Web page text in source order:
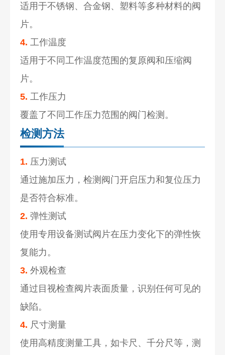
适用于不锈钢、合金钢、塑料等多种材料的阀
片。
4. 工作温度
适用于不同工作温度范围的复原阀和压缩阀
片。
5. 工作压力
覆盖了不同工作压力范围的阀门检测。
检测方法
1. 压力测试
通过施加压力，检测阀门开启压力和复位压力
是否符合标准。
2. 弹性测试
使用专用设备测试阀片在压力变化下的弹性恢
复能力。
3. 外观检查
通过目视检查阀片表面质量，识别任何可见的
缺陷。
4. 尺寸测量
使用高精度测量工具，如卡尺、千分尺等，测